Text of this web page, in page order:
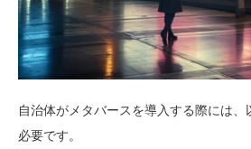
自治体がメタバースを導入する際には
必要です。